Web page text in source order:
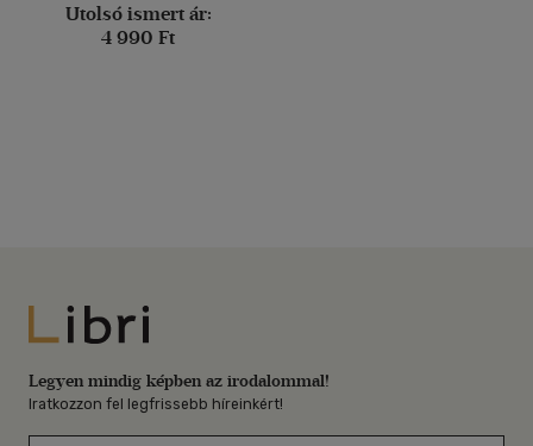
Utolsó ismert ár:
4 990 Ft
Libri
Legyen mindig képben az irodalommal!
Iratkozzon fel legfrissebb híreinkért!